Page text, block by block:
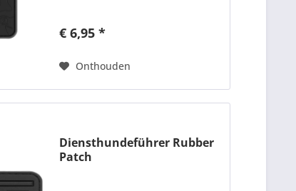
€ 6,95 *
Onthouden
Diensthundeführer Rubber
Patch